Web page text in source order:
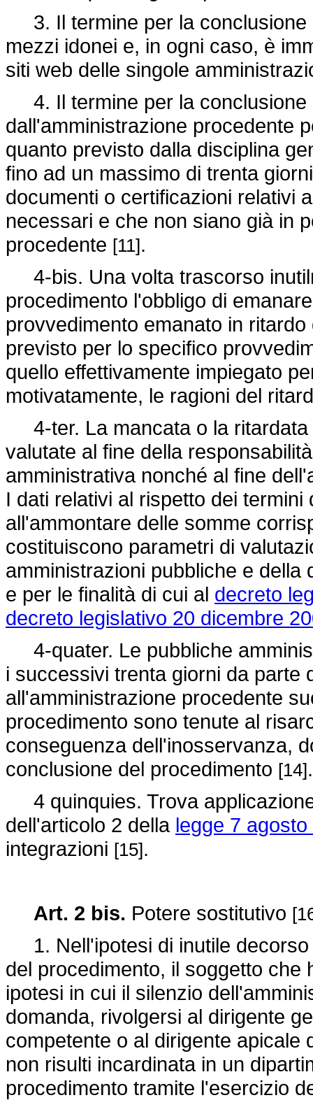
3. Il termine per la conclusione
mezzi idonei e, in ogni caso, è
siti web delle singole
4. Il termine per la conclusione
dall'amministrazione procedente
quanto previsto dalla disciplina
fino ad un massimo di trenta
documenti o certificazioni relativi
necessari e che non siano già in
procedente [11].
4-bis. Una volta trascorso
procedimento l'obbligo di
provvedimento emanato in
previsto per lo specifico
quello effettivamente impiegato
motivatamente, le ragioni del
4-ter. La mancata o la ritardata
valutate al fine della
amministrativa nonché al fine
I dati relativi al rispetto dei
all'ammontare delle somme
costituiscono parametri di
amministrazioni pubbliche e
e per le finalità di cui al decreto
decreto legislativo 20 dicembre
4-quater. Le pubbliche
i successivi trenta giorni da parte
all'amministrazione procedente
procedimento sono tenute al
conseguenza dell'inosservanza,
conclusione del procedimento [14].
4 quinquies. Trova
dell'articolo 2 della legge 7
integrazioni [15].
Art. 2 bis. Potere sostitutivo
1. Nell'ipotesi di inutile decorso
del procedimento, il soggetto
ipotesi in cui il silenzio
domanda, rivolgersi al dirigente
competente o al dirigente
non risulti incardinata in un
procedimento tramite l'esercizio